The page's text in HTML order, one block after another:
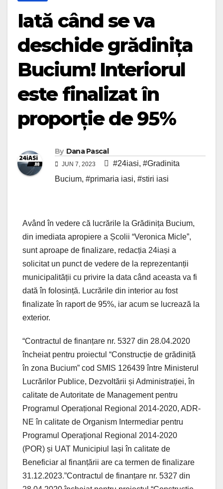
Iată când se va
deschide grădinița
Bucium! Interiorul
este finalizat în
proporție de 95%
By Dana Pascal
JUN 7, 2023 #24iasi, #Gradinita
Bucium, #primaria iasi, #stiri iasi
Având în vedere că lucrările la Grădinița Bucium,
din imediata apropiere a Școlii “Veronica Micle”,
sunt aproape de finalizare, redacția 24iași a
solicitat un punct de vedere de la reprezentanții
municipalității cu privire la data când aceasta va fi
dată în folosință. Lucrările din interior au fost
finalizate în raport de 95%, iar acum se lucrează la
exterior.
“Contractul de finanțare nr. 5327 din 28.04.2020
încheiat pentru proiectul “Construcție de grădiniță
în zona Bucium” cod SMIS 126439 între Ministerul
Lucrărilor Publice, Dezvoltării și Administrației, în
calitate de Autoritate de Management pentru
Programul Operațional Regional 2014-2020, ADR-
NE în calitate de Organism Intermediar pentru
Programul Operaţional Regional 2014-2020
(POR) și UAT Municipiul Iași în calitate de
Beneficiar al finanțării are ca termen de finalizare
31.12.2023.”Contractul de finanțare nr. 5327 din